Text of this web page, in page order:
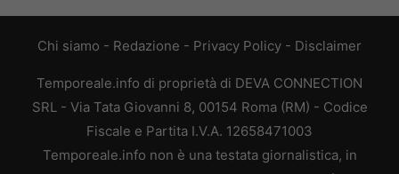
Chi siamo - Redazione - Privacy Policy - Disclaimer
Temporeale.info di proprietà di DEVA CONNECTION
SRL - Via Tata Giovanni 8, 00154 Roma (RM) - Codice
Fiscale e Partita I.V.A. 12658471003
Temporeale.info non è una testata giornalistica, in